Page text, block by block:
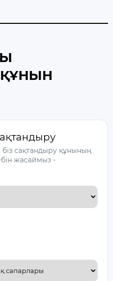
сақтандыру құнының
жасаймыз -